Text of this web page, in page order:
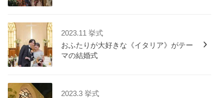
2023.11 挙式
おふたりが大好きな《イタリア》がテー
マの結婚式
2023.3 挙式